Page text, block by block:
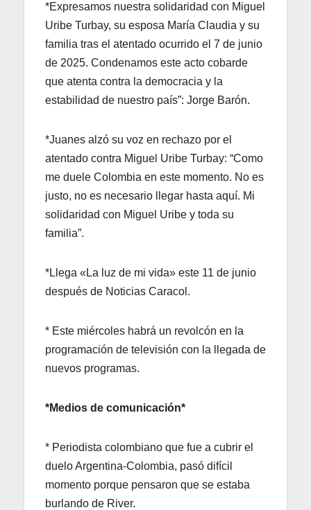
*Expresamos nuestra solidaridad con Miguel
Uribe Turbay, su esposa María Claudia y su
familia tras el atentado ocurrido el 7 de junio
de 2025. Condenamos este acto cobarde
que atenta contra la democracia y la
estabilidad de nuestro país”: Jorge Barón.
*Juanes alzó su voz en rechazo por el
atentado contra Miguel Uribe Turbay: “Como
me duele Colombia en este momento. No es
justo, no es necesario llegar hasta aquí. Mi
solidaridad con Miguel Uribe y toda su
familia”.
*Llega «La luz de mi vida» este 11 de junio
después de Noticias Caracol.
* Este miércoles habrá un revolcón en la
programación de televisión con la llegada de
nuevos programas.
*Medios de comunicación*
* Periodista colombiano que fue a cubrir el
duelo Argentina-Colombia, pasó difícil
momento porque pensaron que se estaba
burlando de River.